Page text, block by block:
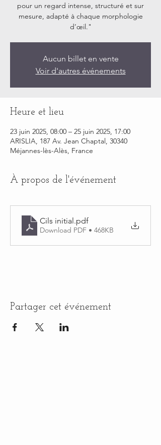
pour un regard intense, structuré et sur
mesure, adapté à chaque morphologie
d’œil."
Aucun billet en vente
Voir d'autres événements
Heure et lieu
23 juin 2025, 08:00 – 25 juin 2025, 17:00
ARISLIA, 187 Av. Jean Chaptal, 30340
Méjannes-lès-Alès, France
À propos de l'événement
Cils initial.pdf
Download PDF • 468KB
Partager cet événement